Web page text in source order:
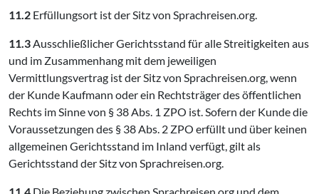
11.2 Erfüllungsort ist der Sitz von Sprachreisen.org.
11.3Ausschließlicher Gerichtsstand für alle Streitigkeiten aus
und im Zusammenhang mit dem jeweiligen
Vermittlungsvertrag ist der Sitz von Sprachreisen.org, wenn
der Kunde Kaufmann oder ein Rechtsträger des öffentlichen
Rechts im Sinne von § 38 Abs. 1 ZPO ist. Sofern der Kunde die
Voraussetzungen des § 38 Abs. 2 ZPO erfüllt und über keinen
allgemeinen Gerichtsstand im Inland verfügt, gilt als
Gerichtsstand der Sitz von Sprachreisen.org.